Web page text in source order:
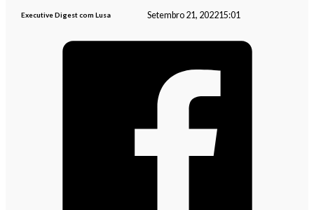
Executive Digest com Lusa Setembro 21, 202215:01